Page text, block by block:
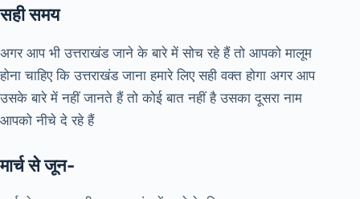
सही समय
अगर आप भी उत्तराखंड जाने के बारे में सोच रहे हैं तो आपको मालूम
होना चाहिए कि उत्तराखंड जाना हमारे लिए सही वक्त होगा अगर आप
उसके बारे में नहीं जानते हैं तो कोई बात नहीं है उसका दूसरा नाम
आपको नीचे दे रहे हैं
मार्च से जून-